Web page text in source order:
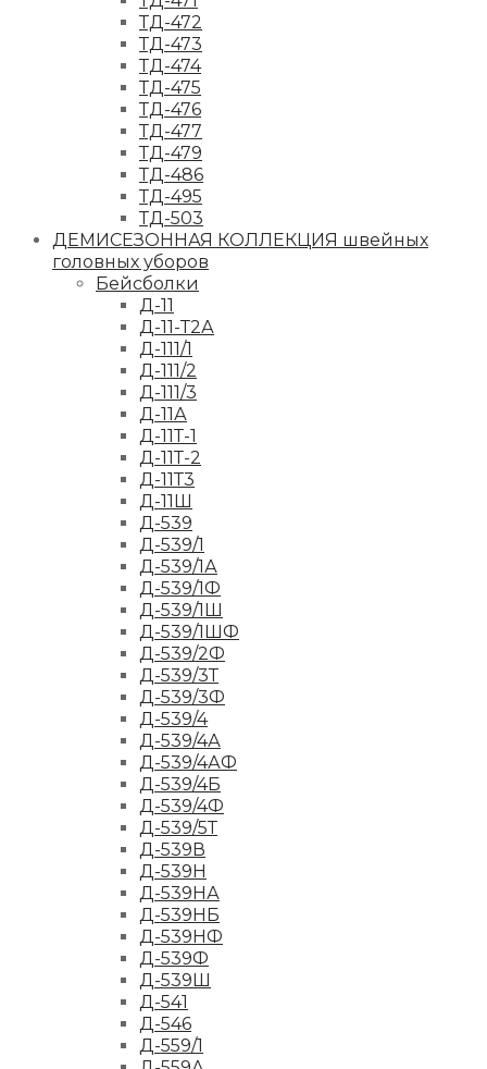
ТД-472
ТД-473
ТД-474
ТД-475
ТД-476
ТД-477
ТД-479
ТД-486
ТД-495
ТД-503
ДЕМИСЕЗОННАЯ КОЛЛЕКЦИЯ швейных
головных уборов
Бейсболки
Д-11
Д-11-Т2А
Д-111/1
Д-111/2
Д-111/3
Д-11А
Д-11Т-1
Д-11Т-2
Д-11Т3
Д-11Ш
Д-539
Д-539/1
Д-539/1А
Д-539/1Ф
Д-539/1Ш
Д-539/1ШФ
Д-539/2Ф
Д-539/3Т
Д-539/3Ф
Д-539/4
Д-539/4А
Д-539/4АФ
Д-539/4Б
Д-539/4Ф
Д-539/5Т
Д-539В
Д-539Н
Д-539НА
Д-539НБ
Д-539НФ
Д-539Ф
Д-539Ш
Д-541
Д-546
Д-559/1